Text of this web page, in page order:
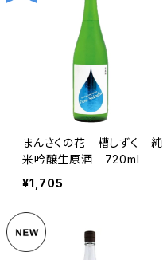
まんさくの花 槽しずく 純
米吟醸生原酒 720ml
¥1,705